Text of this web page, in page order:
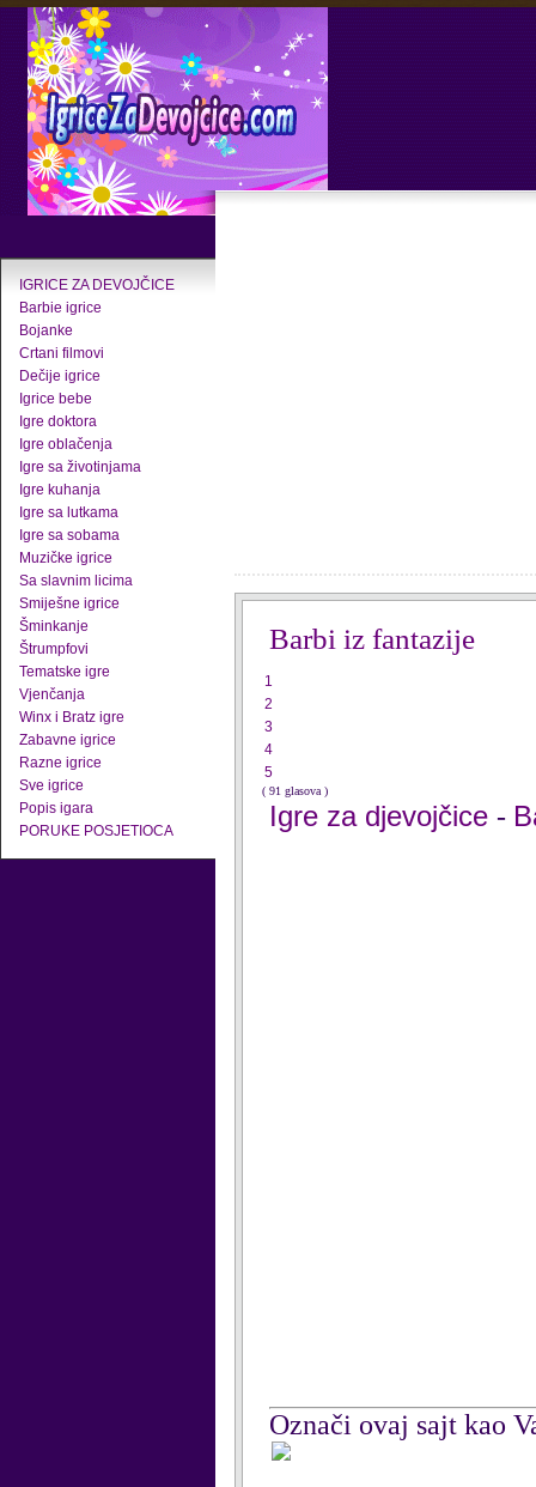
IGRICE ZA DEVOJČICE
Barbie igrice
Bojanke
Crtani filmovi
Dečije igrice
Igrice bebe
Igre doktora
Igre oblačenja
Igre sa životinjama
Igre kuhanja
Igre sa lutkama
Igre sa sobama
Muzičke igrice
Sa slavnim licima
Smiješne igrice
Šminkanje
Štrumpfovi
Tematske igre
Vjenčanja
Winx i Bratz igre
Zabavne igrice
Razne igrice
Sve igrice
Popis igara
PORUKE POSJETIOCA
Barbi iz fantazije
1
2
3
4
5
( 91 glasova )
Igre za djevojčice -
Označi ovaj sajt kao